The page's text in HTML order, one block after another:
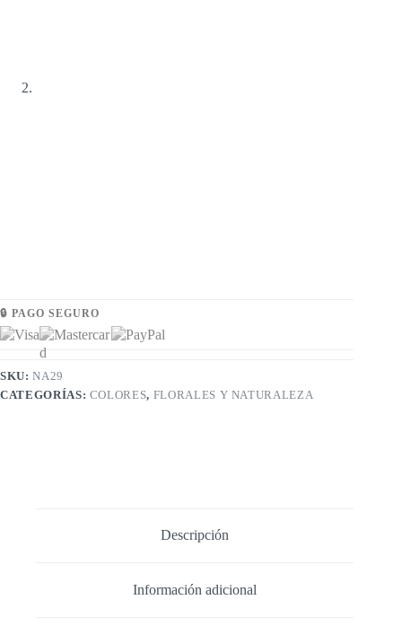
🔒 PAGO SEGURO
SKU:NA29
CATEGORÍAS: COLORES, FLORALES Y NATURALEZA
Descripción
Información adicional